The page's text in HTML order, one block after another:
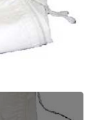
事務用品
事・セレモニー用品
パーティー用品